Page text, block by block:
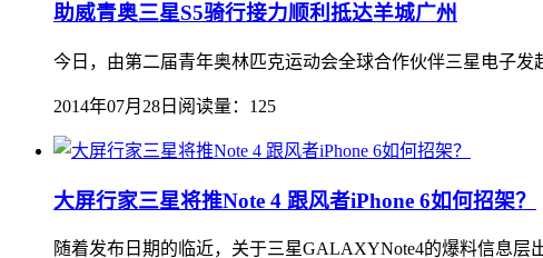
助威青奥三星S5骑行接力顺利抵达羊城广州
今日，由第二届青年奥林匹克运动会全球合作伙伴三星电子
2014年07月28日 阅读量：125
大屏行家三星将推Note 4 跟风者iPhone 6如何招架？
随着发布日期的临近，关于三星GALAXYNote4的爆料信息层